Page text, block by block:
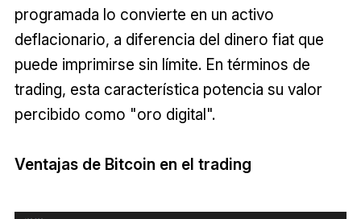
programada lo convierte en un activo
deflacionario, a diferencia del dinero fiat que
puede imprimirse sin límite. En términos de
trading, esta característica potencia su valor
percibido como "oro digital".
Ventajas de Bitcoin en el trading